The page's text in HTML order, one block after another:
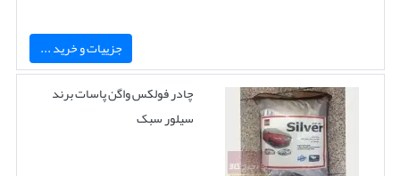
جزییات و خرید ...
چادر فولکس واگن پاسات برند
سیلور سبک